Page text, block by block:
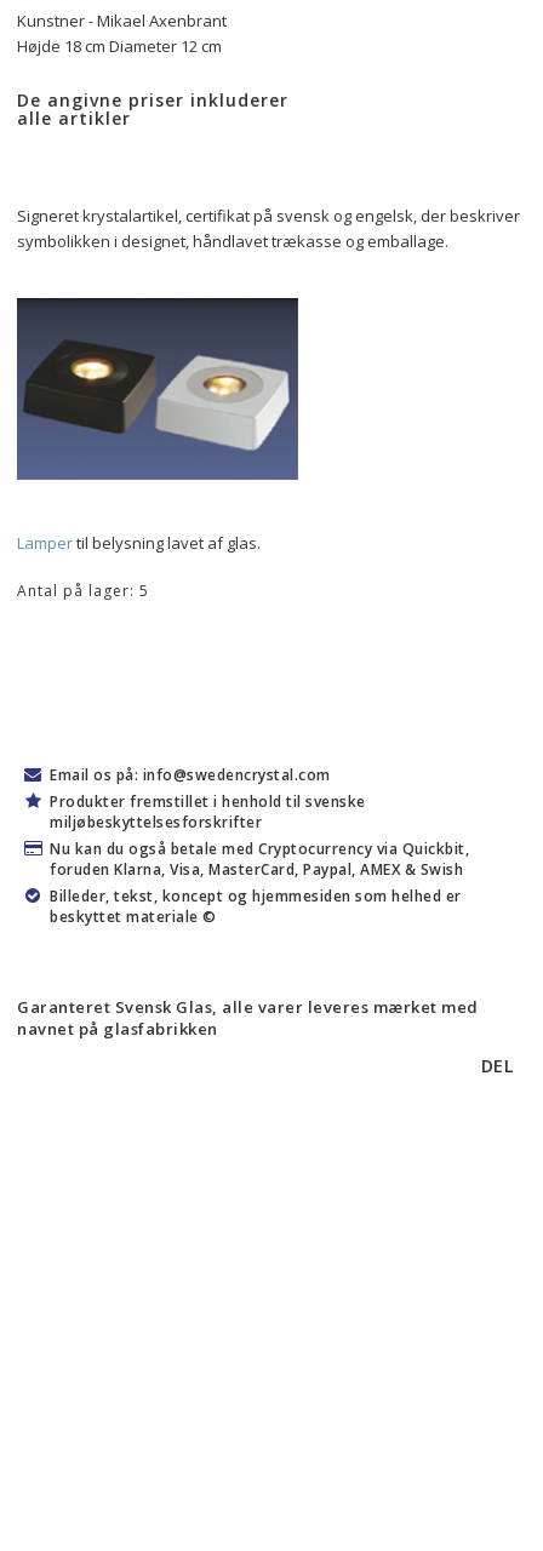
Kunstner - Mikael Axenbrant
Højde 18 cm Diameter 12 cm
De angivne priser inkluderer
alle artikler
Signeret krystalartikel, certifikat på svensk og engelsk, der beskriver
symbolikken i designet, håndlavet trækasse og emballage.
Lamper til belysning lavet af glas.
Antal på lager: 5
Email os på: info@swedencrystal.com
Produkter fremstillet i henhold til svenske
miljøbeskyttelsesforskrifter
Nu kan du også betale med Cryptocurrency via Quickbit,
foruden Klarna, Visa, MasterCard, Paypal, AMEX & Swish
Billeder, tekst, koncept og hjemmesiden som helhed er
beskyttet materiale ©
Garanteret Svensk Glas, alle varer leveres mærket med
navnet på glasfabrikken
DEL